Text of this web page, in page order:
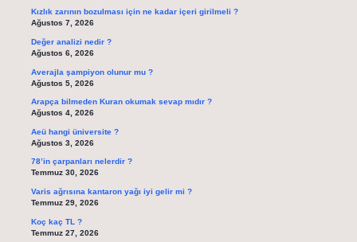
Kızlık zarının bozulması için ne kadar içeri girilmeli ?
Ağustos 7, 2026
Değer analizi nedir ?
Ağustos 6, 2026
Averajla şampiyon olunur mu ?
Ağustos 5, 2026
Arapça bilmeden Kuran okumak sevap mıdır ?
Ağustos 4, 2026
Aeü hangi üniversite ?
Ağustos 3, 2026
78’in çarpanları nelerdir ?
Temmuz 30, 2026
Varis ağrısına kantaron yağı iyi gelir mi ?
Temmuz 29, 2026
Koç kaç TL ?
Temmuz 27, 2026